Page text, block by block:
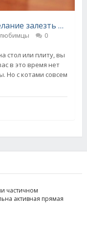
Как отбить у кота желание залезть на стол
0
стол или плиту, вы
в это время нет
Но с котами совсем
частичном
активная прямая